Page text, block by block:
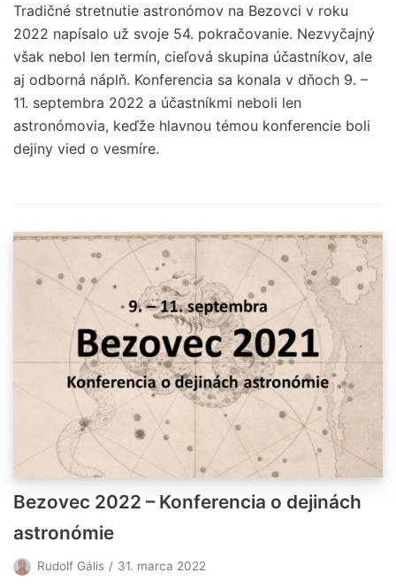
Tradičné stretnutie astronómov na Bezovci v roku
2022 napísalo už svoje 54. pokračovanie. Nezvyčajný
však nebol len termín, cieľová skupina účastníkov, ale
aj odborná náplň. Konferencia sa konala v dňoch 9. –
11. septembra 2022 a účastníkmi neboli len
astronómovia, keďže hlavnou témou konferencie boli
dejiny vied o vesmíre.
Bezovec 2022 – Konferencia o dejinách
astronómie
Rudolf Gális 31. marca 2022